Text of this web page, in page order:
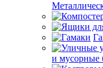
и мусорные